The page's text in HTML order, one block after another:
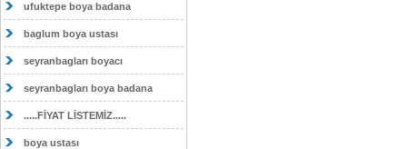
ufuktepe boya badana
baglum boya ustası
seyranbagları boyacı
seyranbagları boya badana
.....FİYAT LİSTEMİZ.....
boya ustası